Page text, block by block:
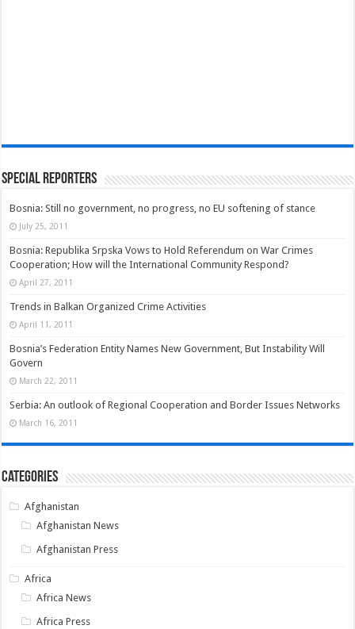
Special Reporters
Bosnia: Still no government, no progress, no EU softening of stance
July 25, 2011
Bosnia: Republika Srpska Vows to Hold Referendum on War Crimes
Cooperation; How will the International Community Respond?
April 27, 2011
Trends in Balkan Organized Crime Activities
April 11, 2011
Bosnia’s Federation Entity Names New Government, But Instability Will
Govern
March 22, 2011
Serbia: An outlook of Regional Cooperation and Border Issues Networks
March 16, 2011
Categories
Afghanistan
Afghanistan News
Afghanistan Press
Africa
Africa News
Africa Press